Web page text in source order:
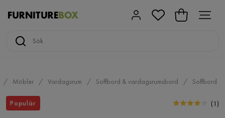
Möbler Vardagsrum Soffbord & vardagsrumsbord Soffbord
Populär (1 )